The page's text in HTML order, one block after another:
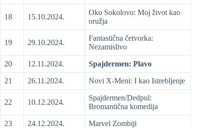
18 15.10.2024.
Oko Sokolovo: Moj život kao
oružja
19 29.10.2024.
Fantastična četvorka:
Nezamislivo
20 12.11.2024. Spajdermen: Plavo
21 26.11.2024. Novi X-Meni: I kao Istrebljenje
22 10.12.2024.
Spajdermen/Dedpul:
Bromantična komedija
23 24.12.2024. Marvel Zombiji